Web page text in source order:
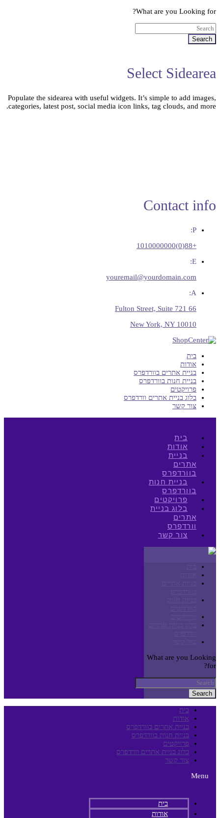
What are you Looking for?
Search
Select Sidearea
Populate the sidearea with useful widgets. It’s simple to add images,
categories, latest post, social media icon links, tag clouds, and more.
Contact info
P:
+88(0)1010000000
E:
youremail@yourdomain.com
A:
66 Fulton Street, Suite 721
New York, NY 10010
בית
אודות
בניית אתרים בוורדפרס
בניית חנות בוורדפרס
פרויקטים
בלוג בניית אתרים וורדפרס
צור קשר
בית
אודות
בניית
אתרים
בוורדפרס
בניית חנות
בוורדפרס
פרויקטים
בלוג בניית
אתרים
וורדפרס
צור קשר
בית
אודות
בניית אתרים
בוורדפרס
בניית חנות
בוורדפרס
פרויקטים
בלוג בניית אתרים
וורדפרס
צור קשר
What are you Looking
for?
Search
בית
אודות
בניית אתרים בוורדפרס
בניית חנות בוורדפרס
פרויקטים
בלוג בניית אתרים וורדפרס
צור קשר
Menu
בית
אודות